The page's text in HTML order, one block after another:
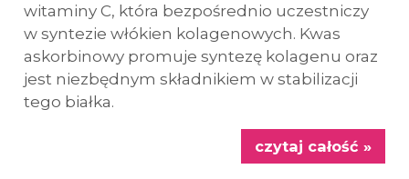
witaminy C, która bezpośrednio uczestniczy
w syntezie włókien kolagenowych. Kwas
askorbinowy promuje syntezę kolagenu oraz
jest niezbędnym składnikiem w stabilizacji
tego białka.
czytaj całość »